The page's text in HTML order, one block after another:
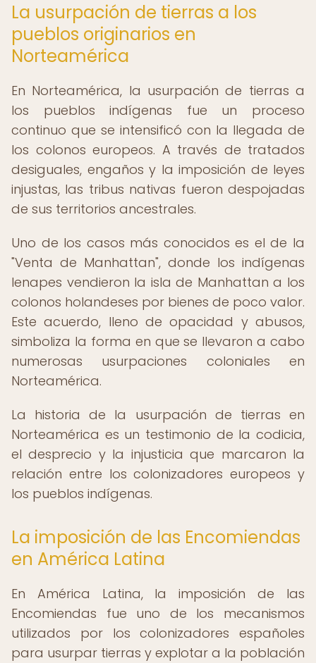
La usurpación de tierras a los
pueblos originarios en
Norteamérica
En Norteamérica, la usurpación de tierras a
los pueblos indígenas fue un proceso
continuo que se intensificó con la llegada de
los colonos europeos. A través de tratados
desiguales, engaños y la imposición de leyes
injustas, las tribus nativas fueron despojadas
de sus territorios ancestrales.
Uno de los casos más conocidos es el de la
"Venta de Manhattan", donde los indígenas
lenapes vendieron la isla de Manhattan a los
colonos holandeses por bienes de poco valor.
Este acuerdo, lleno de opacidad y abusos,
simboliza la forma en que se llevaron a cabo
numerosas usurpaciones coloniales en
Norteamérica.
La historia de la usurpación de tierras en
Norteamérica es un testimonio de la codicia,
el desprecio y la injusticia que marcaron la
relación entre los colonizadores europeos y
los pueblos indígenas.
La imposición de las Encomiendas
en América Latina
En América Latina, la imposición de las
Encomiendas fue uno de los mecanismos
utilizados por los colonizadores españoles
para usurpar tierras y explotar a la población